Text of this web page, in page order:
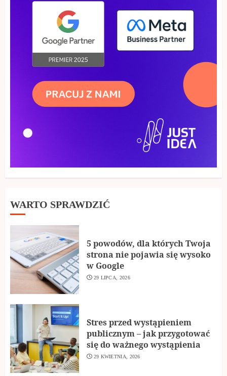
WARTO SPRAWDZIĆ
5 powodów, dla których Twoja
strona nie pojawia się wysoko
w Google
29 LIPCA, 2026
Stres przed wystąpieniem
publicznym – jak przygotować
się do ważnego wystąpienia
29 KWIETNIA, 2026